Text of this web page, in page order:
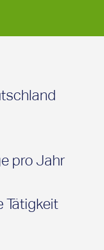
pro Jahr
Tätigkeit